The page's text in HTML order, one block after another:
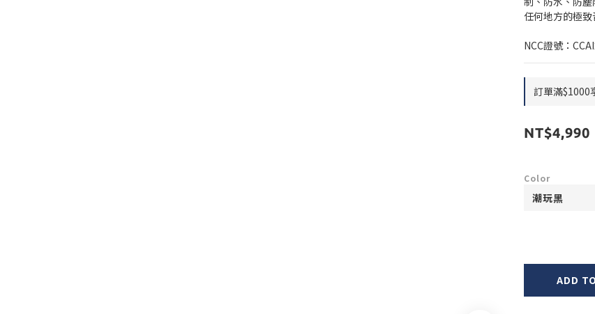
任何地方的極致
NCC證號：
訂單滿
NT$4,990
Color
ADD